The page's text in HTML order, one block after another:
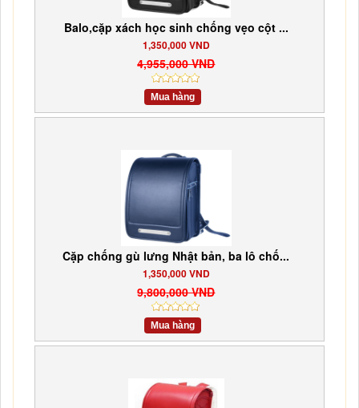
Balo,cặp xách học sinh chống vẹo cột ...
1,350,000 VND
4,955,000 VND
Mua hàng
Cặp chống gù lưng Nhật bản, ba lô chố...
1,350,000 VND
9,800,000 VND
Mua hàng